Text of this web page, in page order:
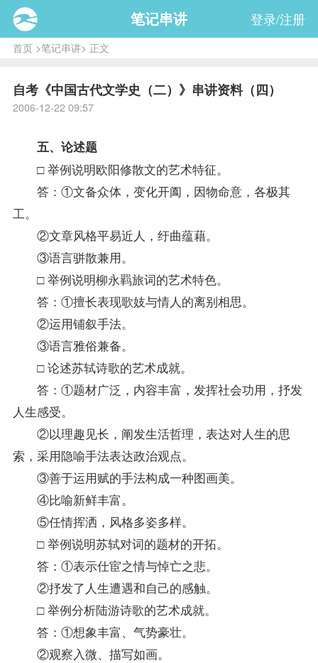
笔记串讲 登录/注册
首页>笔记串讲> 正文
自考《中国古代文学史（二）》串讲资料（四）
2006-12-22 09:57
五、论述题
□ 举例说明欧阳修散文的艺术特征。
答：①文备众体，变化开阖，因物命意，各极其
工。
②文章风格平易近人，纡曲蕴藉。
③语言骈散兼用。
□ 举例说明柳永羁旅词的艺术特色。
答：①擅长表现歌妓与情人的离别相思。
②运用铺叙手法。
③语言雅俗兼备。
□ 论述苏轼诗歌的艺术成就。
答：①题材广泛，内容丰富，发挥社会功用，抒发
人生感受。
②以理趣见长，阐发生活哲理，表达对人生的思
索，采用隐喻手法表达政治观点。
③善于运用赋的手法构成一种图画美。
④比喻新鲜丰富。
⑤任情挥洒，风格多姿多样。
□ 举例说明苏轼对词的题材的开拓。
答：①表示仕宦之情与悼亡之悲。
②抒发了人生遭遇和自己的感触。
□ 举例分析陆游诗歌的艺术成就。
答：①想象丰富、气势豪壮。
②观察入微、描写如画。